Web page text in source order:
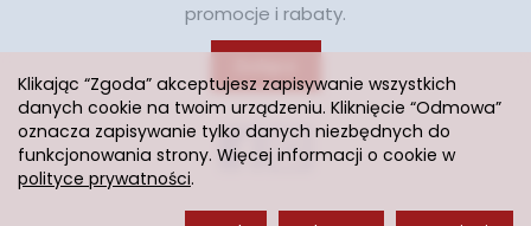
promocje i rabaty.
Klikając “Zgoda” akceptujesz zapisywanie wszystkich
danych cookie na twoim urządzeniu. Kliknięcie “Odmowa”
oznacza zapisywanie tylko danych niezbędnych do
funkcjonowania strony. Więcej informacji o cookie w
polityce prywatności.